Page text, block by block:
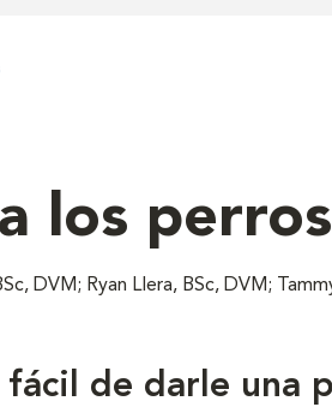
los perros
DVM; Ryan Llera, BSc, DVM;
fácil de darle una